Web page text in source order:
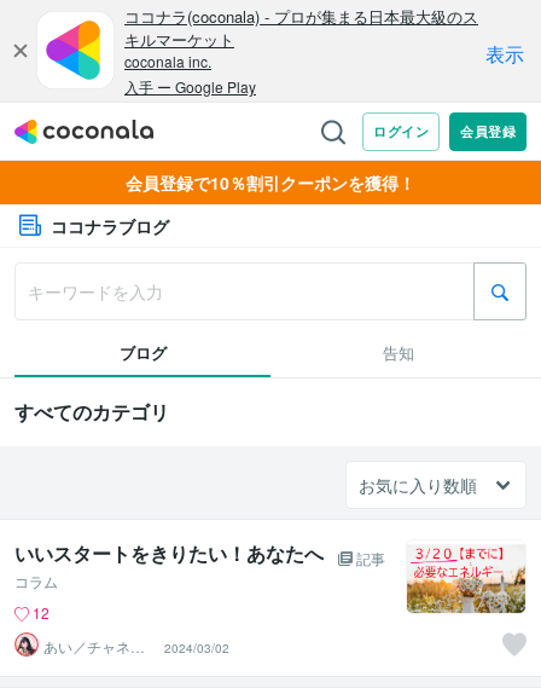
会員登録で10％割引クーポンを獲得！
ココナラブログ
ブログ 告知
すべてのカテゴリ
いいスタートをきりたい！あなたへ
記事
コラム
12
あい／チャネリ
ングアート✨夏S
ALE
2024/03/02